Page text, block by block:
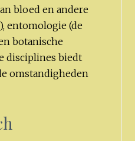
bloed en andere
entomologie (de
botanische
disciplines biedt
omstandigheden